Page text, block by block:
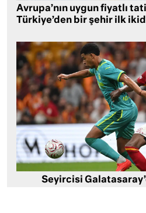
Avrupa’nın uygun fiyatlı
Türkiye’den bir şehir ilk
Seyircisi